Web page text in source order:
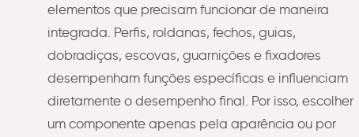
elementos que precisam funcionar de maneira
integrada. Perfis, roldanas, fechos, guias,
dobradiças, escovas, guarnições e fixadores
desempenham funções específicas e influenciam
diretamente o desempenho final. Por isso, escolher
um componente apenas pela aparência ou por